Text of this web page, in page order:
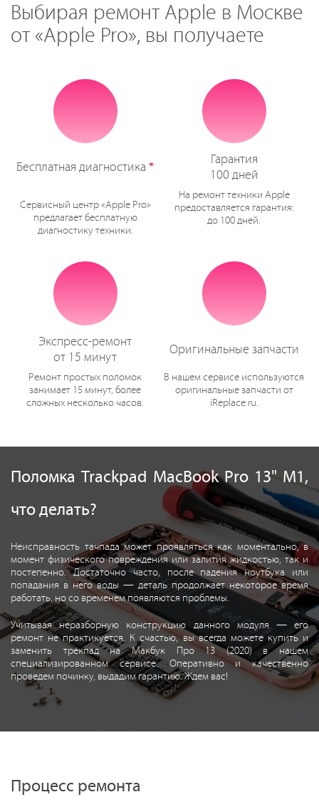
Выбирая ремонт Apple в Москве
от «Apple Pro», вы получаете
Бесплатная диагностика *
Сервисный центр «Apple Pro»
предлагает бесплатную
диагностику техники.
Гарантия
100 дней
На ремонт техники Apple
предоставляется гарантия:
до 100 дней.
Экспресс-ремонт
от 15 минут
Ремонт простых поломок
занимает 15 минут, более
сложных несколько часов.
Оригинальные запчасти
В нашем сервисе используются
оригинальные запчасти от
iReplace.ru.
Поломка Trackpad MacBook Pro 13" M1,
что делать?
Неисправность тачпада может проявляться как моментально, в
момент физического повреждения или залития жидкостью, так и
постепенно. Достаточно часто, после падения ноутбука или
попадания в него воды — деталь продолжает некоторое время
работать, но со временем появляются проблемы.
Учитывая неразборную конструкцию данного модуля — его
ремонт не практикуется. К счастью, вы всегда можете купить и
заменить трекпад на Макбук Про 13 (2020) в нашем
специализированном сервисе. Оперативно и качественно
проведем починку, выдадим гарантию. Ждем вас!
Процесс ремонта